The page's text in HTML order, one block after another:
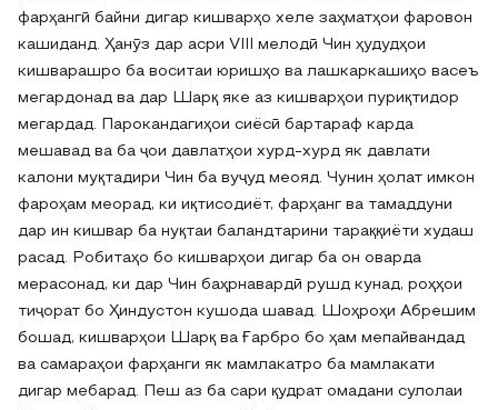
фарҳангӣ байни дигар кишварҳо хеле заҳматҳои фаровон
кашиданд. Ҳанӯз дар асри VIII мелодӣ Чин ҳудудҳои
кишварашро ба воситаи юришҳо ва лашкаркашиҳо васеъ
мегардонад ва дар Шарқ яке аз кишварҳои пуриқтидор
мегардад. Парокандагиҳои сиёсӣ бартараф карда
мешавад ва ба ҷои давлатҳои хурд-хурд як давлати
калони муқтадири Чин ба вуҷуд меояд. Чунин ҳолат имкон
фароҳам меорад, ки иқтисодиёт, фарҳанг ва тамаддуни
дар ин кишвар ба нуқтаи баландтарини тараққиёти худаш
расад. Робитаҳо бо кишварҳои дигар ба он оварда
мерасонад, ки дар Чин баҳрнавардӣ рушд кунад, роҳҳои
тиҷорат бо Ҳиндустон кушода шавад. Шоҳроҳи Абрешим
бошад, кишварҳои Шарқ ва Ғарбро бо ҳам мепайвандад
ва самараҳои фарҳанги як мамлакатро ба мамлакати
дигар мебарад. Пеш аз ба сари қудрат омадани сулолаи